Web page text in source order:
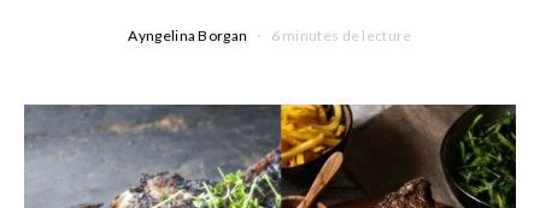
Ayngelina Borgan 6 minutes de lecture